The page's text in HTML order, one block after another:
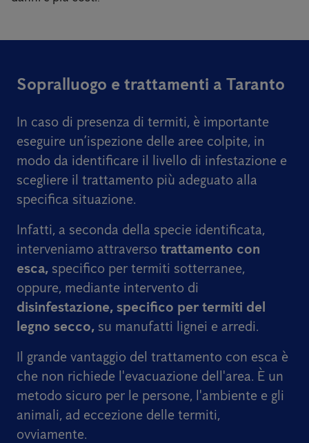
Sopralluogo e trattamenti a Taranto
In caso di presenza di termiti, è importante
eseguire un’ispezione delle aree colpite, in
modo da identificare il livello di infestazione e
scegliere il trattamento più adeguato alla
specifica situazione.
Infatti, a seconda della specie identificata,
interveniamo attraverso trattamento con
esca, specifico per termiti sotterranee,
oppure, mediante intervento di
disinfestazione, specifico per termiti del
legno secco, su manufatti lignei e arredi.
Il grande vantaggio del trattamento con esca è
che non richiede l'evacuazione dell'area. È un
metodo sicuro per le persone, l'ambiente e gli
animali, ad eccezione delle termiti,
ovviamente.